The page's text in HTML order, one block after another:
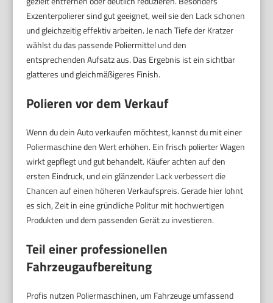
Exzenterpolierer sind gut geeignet, weil sie den Lack schonen
und gleichzeitig effektiv arbeiten. Je nach Tiefe der Kratzer
wählst du das passende Poliermittel und den
entsprechenden Aufsatz aus. Das Ergebnis ist ein sichtbar
glatteres und gleichmäßigeres Finish.
Polieren vor dem Verkauf
Wenn du dein Auto verkaufen möchtest, kannst du mit einer
Poliermaschine den Wert erhöhen. Ein frisch polierter Wagen
wirkt gepflegt und gut behandelt. Käufer achten auf den
ersten Eindruck, und ein glänzender Lack verbessert die
Chancen auf einen höheren Verkaufspreis. Gerade hier lohnt
es sich, Zeit in eine gründliche Politur mit hochwertigen
Produkten und dem passenden Gerät zu investieren.
Teil einer professionellen
Fahrzeugaufbereitung
Profis nutzen Poliermaschinen, um Fahrzeuge umfassend